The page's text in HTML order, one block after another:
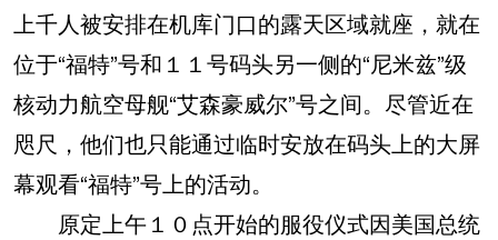
上千人被安排在机库门口的露天区域就座，就在
位于“福特”号和１１号码头另一侧的“尼米兹”级
核动力航空母舰“艾森豪威尔”号之间。尽管近在
咫尺，他们也只能通过临时安放在码头上的大屏
幕观看“福特”号上的活动。
原定上午１０点开始的服役仪式因美国总统